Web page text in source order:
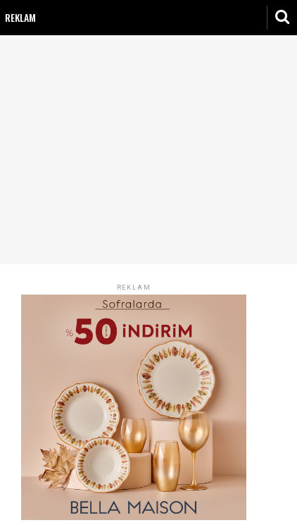
REKLAM
REKLAM